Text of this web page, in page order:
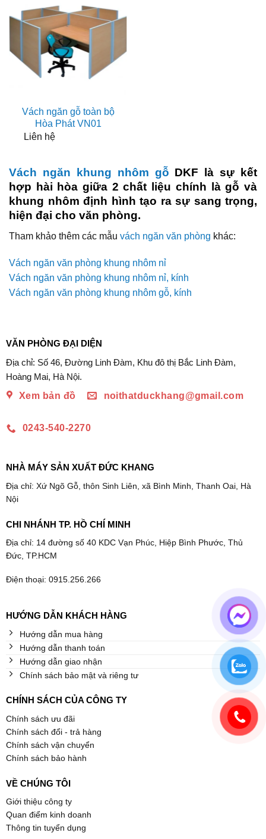
Vách ngăn gỗ toàn bộ
Hòa Phát VN01
Liên hệ
Vách ngăn khung nhôm gỗ DKF là sự kết
hợp hài hòa giữa 2 chất liệu chính là gỗ và
khung nhôm định hình tạo ra sự sang trọng,
hiện đại cho văn phòng.
Tham khảo thêm các mẫu vách ngăn văn phòng khác:
Vách ngăn văn phòng khung nhôm nỉ
Vách ngăn văn phòng khung nhôm nỉ, kính
Vách ngăn văn phòng khung nhôm gỗ, kính
VĂN PHÒNG ĐẠI DIỆN
Địa chỉ: Số 46, Đường Linh Đàm, Khu đô thị Bắc Linh Đàm,
Hoàng Mai, Hà Nội.
Xem bản đồ
noithatduckhang@gmail.com
0243-540-2270
NHÀ MÁY SẢN XUẤT ĐỨC KHANG
Địa chỉ: Xứ Ngõ Gỗ, thôn Sinh Liên, xã Bình Minh, Thanh Oai, Hà
Nội
CHI NHÁNH TP. HỒ CHÍ MINH
Địa chỉ: 14 đường số 40 KDC Vạn Phúc, Hiệp Bình Phước, Thủ
Đức, TP.HCM
Điện thoại: 0915.256.266
HƯỚNG DẪN KHÁCH HÀNG
Hướng dẫn mua hàng
Hướng dẫn thanh toán
Hướng dẫn giao nhận
Chính sách bảo mật và riêng tư
CHÍNH SÁCH CỦA CÔNG TY
Chính sách ưu đãi
Chính sách đổi - trả hàng
Chính sách vận chuyển
Chính sách bảo hành
VỀ CHÚNG TÔI
Giới thiệu công ty
Quan điểm kinh doanh
Thông tin tuyển dụng